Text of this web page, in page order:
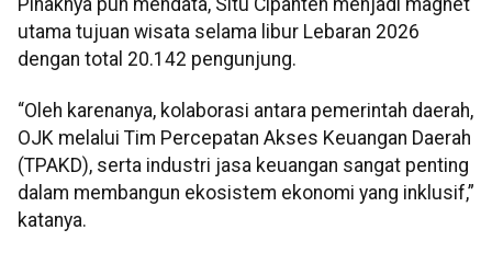
utama tujuan wisata selama libur Lebaran 2026
dengan total 20.142 pengunjung.
“Oleh karenanya, kolaborasi antara pemerintah daerah,
OJK melalui Tim Percepatan Akses Keuangan Daerah
(TPAKD), serta industri jasa keuangan sangat penting
dalam membangun ekosistem ekonomi yang inklusif,”
katanya.